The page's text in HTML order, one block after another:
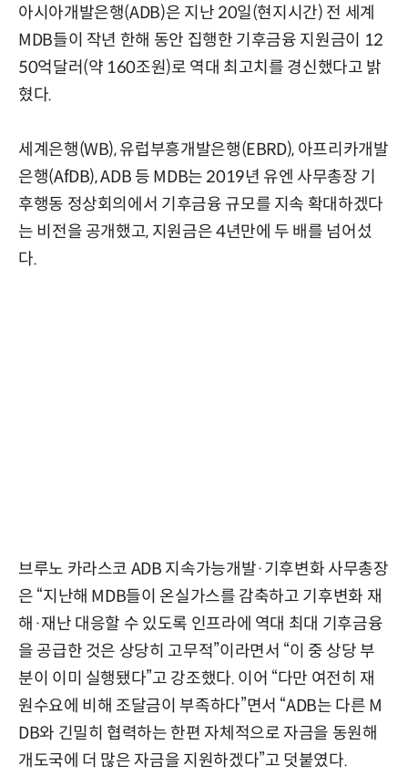
아시아개발은행(ADB)은 지난 20일(현지시간) 전 세계
MDB들이 작년 한해 동안 집행한 기후금융 지원금이 12
50억달러(약 160조원)로 역대 최고치를 경신했다고 밝
혔다.
세계은행(WB), 유럽부흥개발은행(EBRD), 아프리카개발
은행(AfDB), ADB 등 MDB는 2019년 유엔 사무총장 기
후행동 정상회의에서 기후금융 규모를 지속 확대하겠다
는 비전을 공개했고, 지원금은 4년만에 두 배를 넘어섰
다.
브루노 카라스코 ADB 지속가능개발·기후변화 사무총장
은 “지난해 MDB들이 온실가스를 감축하고 기후변화 재
해·재난 대응할 수 있도록 인프라에 역대 최대 기후금융
을 공급한 것은 상당히 고무적”이라면서 “이 중 상당 부
분이 이미 실행됐다”고 강조했다. 이어 “다만 여전히 재
원수요에 비해 조달금이 부족하다”면서 “ADB는 다른 M
DB와 긴밀히 협력하는 한편 자체적으로 자금을 동원해
개도국에 더 많은 자금을 지원하겠다”고 덧붙였다.